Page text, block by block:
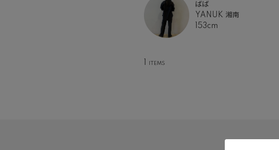
ばば
YANUK 湘南
153cm
1